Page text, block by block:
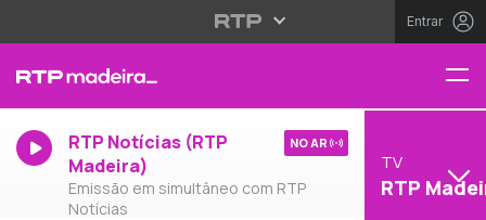
Entrar
RTP Notícias (RTP
Madeira)
Emissão em simultâneo com RTP
Notícias
NO AR
TV
RTP